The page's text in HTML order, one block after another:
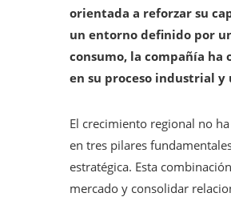
orientada a reforzar su
un entorno definido por
consumo, la compañía ha
en su proceso industrial
El crecimiento regional no
en tres pilares
estratégica. Esta
mercado y consolidar